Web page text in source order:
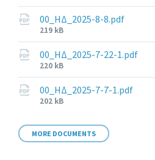
size:
00_ΗΔ_2025-8-8.pdf
File
size:
219 kB
00_ΗΔ_2025-7-22-1.pdf
File
size:
220 kB
00_ΗΔ_2025-7-7-1.pdf
File
202 kB
MORE DOCUMENTS